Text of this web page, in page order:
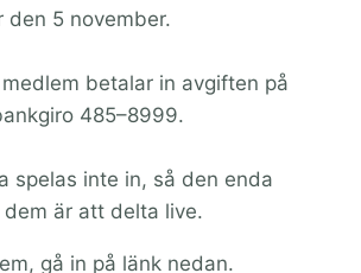
den 5 november.
betalar in avgiften på
485–8999.
spelas inte in, så den enda
är att delta live.
gå in på länk nedan.